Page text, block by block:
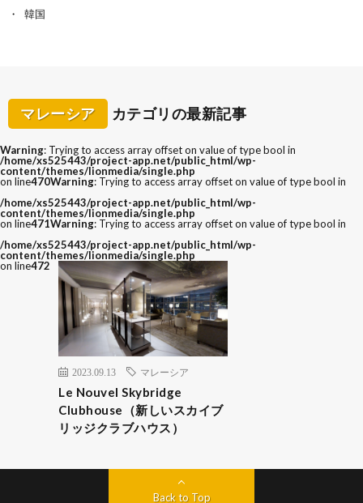
韓国
マレーシア カテゴリの最新記事
Warning: Trying to access array offset on value of type bool in
/home/xs525443/project-app.net/public_html/wp-
content/themes/lionmedia/single.php
on line470Warning: Trying to access array offset on value of type bool in
/home/xs525443/project-app.net/public_html/wp-
content/themes/lionmedia/single.php
on line471Warning: Trying to access array offset on value of type bool in
/home/xs525443/project-app.net/public_html/wp-
content/themes/lionmedia/single.php
on line472
2023.09.13 マレーシア
Le Nouvel Skybridge
Clubhouse（新しいスカイブ
リッジクラブハウス）
Back to Top